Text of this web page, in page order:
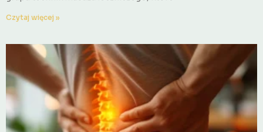
Czytaj więcej »